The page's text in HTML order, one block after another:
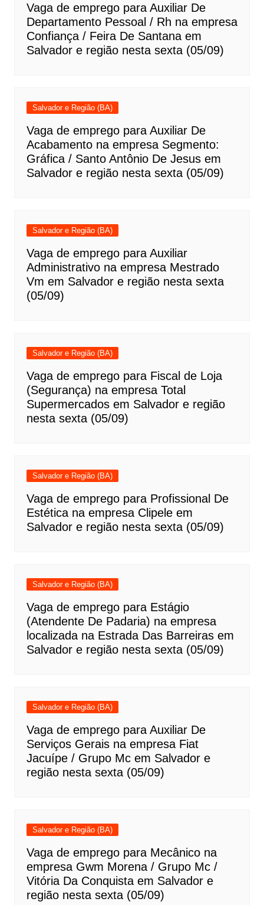
Vaga de emprego para Auxiliar De
Departamento Pessoal / Rh na empresa
Confiança / Feira De Santana em
Salvador e região nesta sexta (05/09)
Salvador e Região (BA)
Vaga de emprego para Auxiliar De
Acabamento na empresa Segmento:
Gráfica / Santo Antônio De Jesus em
Salvador e região nesta sexta (05/09)
Salvador e Região (BA)
Vaga de emprego para Auxiliar
Administrativo na empresa Mestrado
Vm em Salvador e região nesta sexta
(05/09)
Salvador e Região (BA)
Vaga de emprego para Fiscal de Loja
(Segurança) na empresa Total
Supermercados em Salvador e região
nesta sexta (05/09)
Salvador e Região (BA)
Vaga de emprego para Profissional De
Estética na empresa Clipele em
Salvador e região nesta sexta (05/09)
Salvador e Região (BA)
Vaga de emprego para Estágio
(Atendente De Padaria) na empresa
localizada na Estrada Das Barreiras em
Salvador e região nesta sexta (05/09)
Salvador e Região (BA)
Vaga de emprego para Auxiliar De
Serviços Gerais na empresa Fiat
Jacuípe / Grupo Mc em Salvador e
região nesta sexta (05/09)
Salvador e Região (BA)
Vaga de emprego para Mecânico na
empresa Gwm Morena / Grupo Mc /
Vitória Da Conquista em Salvador e
região nesta sexta (05/09)